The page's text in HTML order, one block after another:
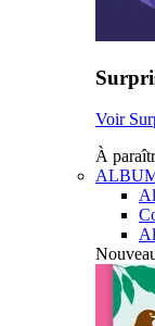
Voir
À